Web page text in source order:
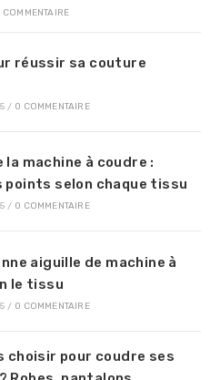
COMMENTAIRE
réussir sa couture
/ 0 COMMENTAIRE
la machine à coudre :
points selon chaque tissu
/ 0 COMMENTAIRE
aiguille de machine à
le tissu
/ 0 COMMENTAIRE
choisir pour coudre ses